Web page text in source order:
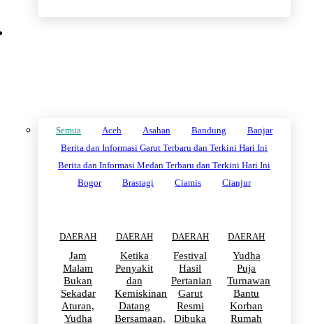
Semua Aceh Asahan Bandung
Banjar
Berita dan Informasi Garut Terbaru dan Terkini Hari Ini
Berita dan Informasi Medan Terbaru dan Terkini Hari Ini
Bogor
Brastagi Ciamis Cianjur
DAERAH
Jam
Malam
Bukan
Sekadar
Aturan,
Yudha
DAERAH
Ketika
Penyakit
dan
Kemiskinan
Datang
Bersamaan,
DAERAH
Festival
Hasil
Pertanian
Garut
Resmi
Dibuka
DAERAH
Yudha
Puja
Turnawan
Bantu
Korban
Rumah